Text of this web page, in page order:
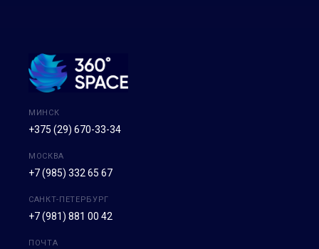
МИНСК
+375 (29) 670-33-34
МОСКВА
+7 (985) 332 65 67
САНКТ-ПЕТЕРБУРГ
+7 (981) 881 00 42
ПОЧТА